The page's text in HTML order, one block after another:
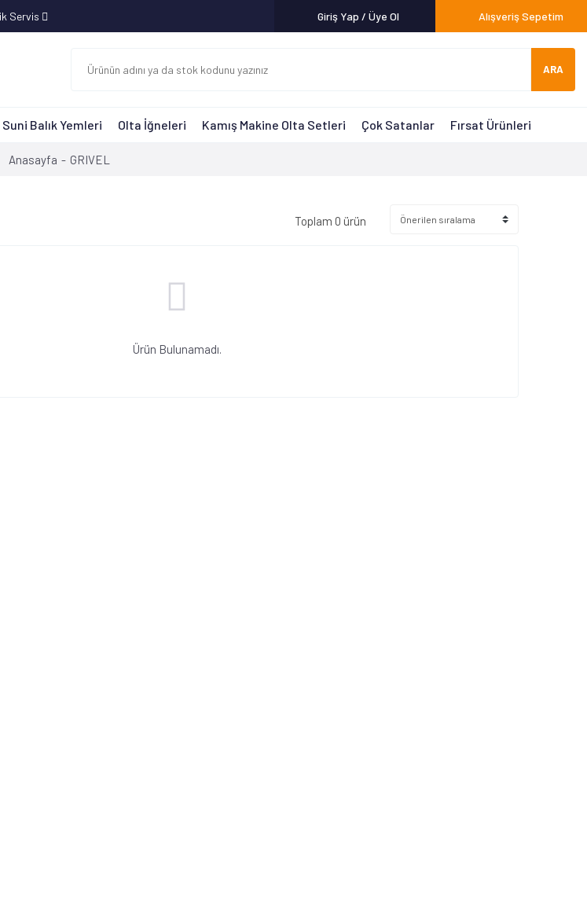
Servis Giriş Yap / Üye Ol Alışveriş Sepetim
ARA
Suni Balık Yemleri Olta İğneleri Kamış Makine Olta Setleri Çok Satanlar Fırsat Ürünleri
Anasayfa GRIVEL
Toplam 0 ürün
Ürün Bulunamadı.